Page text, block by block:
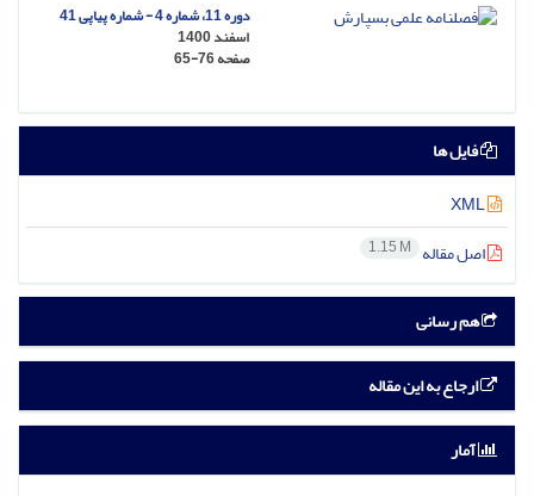
دوره 11، شماره 4 - شماره پیاپی 41
اسفند 1400
صفحه65-76
فایل ها
اصل مقاله 1.15 M
هم رسانی
ارجاع به این مقاله
آمار